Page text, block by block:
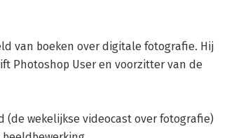
van boeken over digitale fotografie. Hij
Photoshop User en voorzitter van de
(de wekelijkse videocast over fotografie)